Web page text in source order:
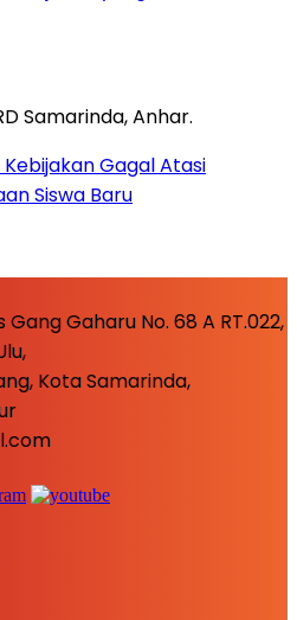
Gagal Atasi
Siswa Baru
Gaharu No. 68 A RT.022,
Kota Samarinda,